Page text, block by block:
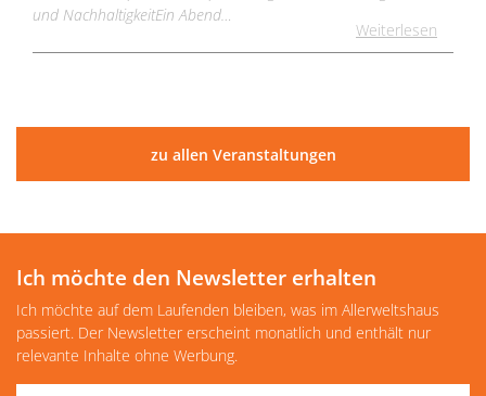
und NachhaltigkeitEin Abend…
Weiterlesen
zu allen Veranstaltungen
Ich möchte den Newsletter erhalten
Ich möchte auf dem Laufenden bleiben, was im Allerweltshaus
passiert. Der Newsletter erscheint monatlich und enthält nur
relevante Inhalte ohne Werbung.